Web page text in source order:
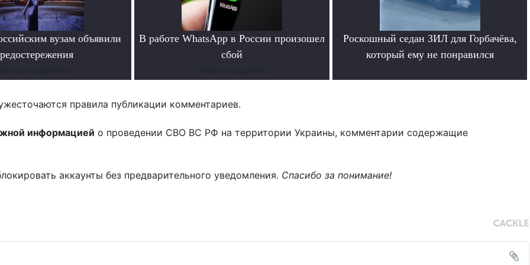
вузам объявили
В работе WhatsApp в России произошел
сбой
Роскошный седан ЗИЛ для Горбачёва,
который ему не понравился
правила публикации комментариев.
информацией о проведении СВО ВС РФ на территории Украины, комментарии содержащие
аккаунты без предварительного уведомления. Спасибо за понимание!